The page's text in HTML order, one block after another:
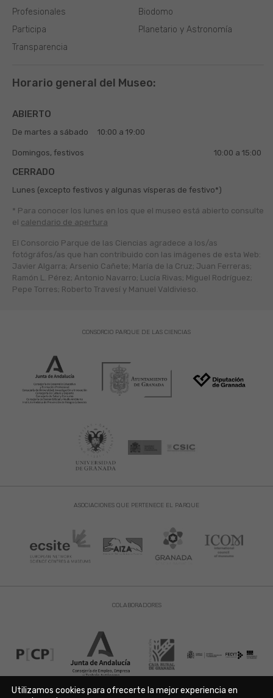
Biodomo
Planetario y Astronomía
Profesionales
Participa
Transparencia
Horario general del Museo:
ABIERTO
De martes a sábado 10:00 a 19:00
Domingos, festivos 10:00 a 15:00
CERRADO
Lunes (excepto festivos y algunas vísperas de festivo*)
* Para conocer los lunes en los que el museo está abierto consulte
el calendario de apertura
El Consorcio Parque de las Ciencias agradece a los/as
fotógráfos/as que han contribuido con las imágenes de esta Web:
Javier Algarra; Arsenio Cañete; María de la Cruz; Juan Ferreras;
Ramón L. Pérez; Antonio Navarro; Lucía Rivas; Miguel Rodríguez;
Pepe Torres; Roberto Travesí y Manuel Valdivieso.
ASOCIACIONES QUE PERTENECE EL PARQUE
CONSORCIO PARQUE DE LAS CIENCIAS
COLABORADORES
Utilizamos cookies para ofrecerte la mejor experiencia en